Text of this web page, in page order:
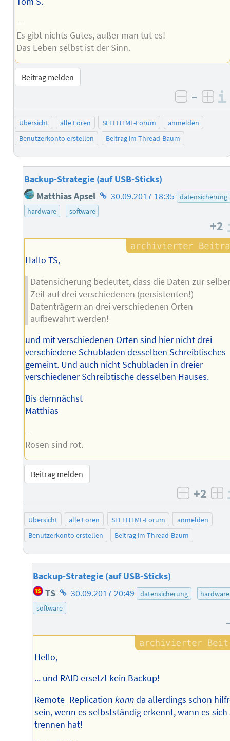
--
Es gibt nichts Gutes, außer man tut es!
Das Leben selbst ist der Sinn.
Beitrag melden
negativ
–
Übersicht alle Foren SELFHTML-Forum
anmelden
Benutzerkonto erstellen
Beitrag im Thread-Baum
Backup-Strategie (auf USB-Sticks)
Matthias Apsel Homepage
des
30.09.2017 18:35
datensicherung
hardware
software
+2
Hallo TS,
Datensicherung bedeutet, dass die Daten zur
Zeit auf drei verschiedenen (persistenten!)
Datenträgern an drei verschiedenen Orten
aufbewahrt werden!
und mit verschiedenen Orten sind hier nicht drei
verschiedene Schubladen desselben Schreibtisches
gemeint. Und auch nicht Schubladen in dreier
verschiedener Schreibtische desselben Hauses.
Bis demnächst
Matthias
--
Rosen sind rot.
Beitrag melden
negativ
+2
Übersicht alle Foren SELFHTML-Forum
anmelden
Benutzerkonto erstellen
Beitrag im Thread-Baum
Backup-Strategie (auf USB-Sticks)
TS Homepage
des
30.09.2017 20:49 datensicherung
hardware
software
Hello,
... und RAID ersetzt kein Backup!
Remote_Replicationkannda allerdings schon
sein, wenn es selbstständig erkennt, wann es sich
trennen hat!